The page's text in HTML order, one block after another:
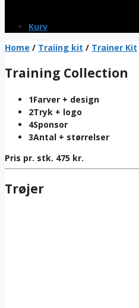
Kurv
Home / Traiing kit / Trainer Kit
Training Collection
1Farver + design
2Tryk + logo
4Sponsor
3Antal + størrelser
Pris pr. stk. 475 kr.
Trøjer